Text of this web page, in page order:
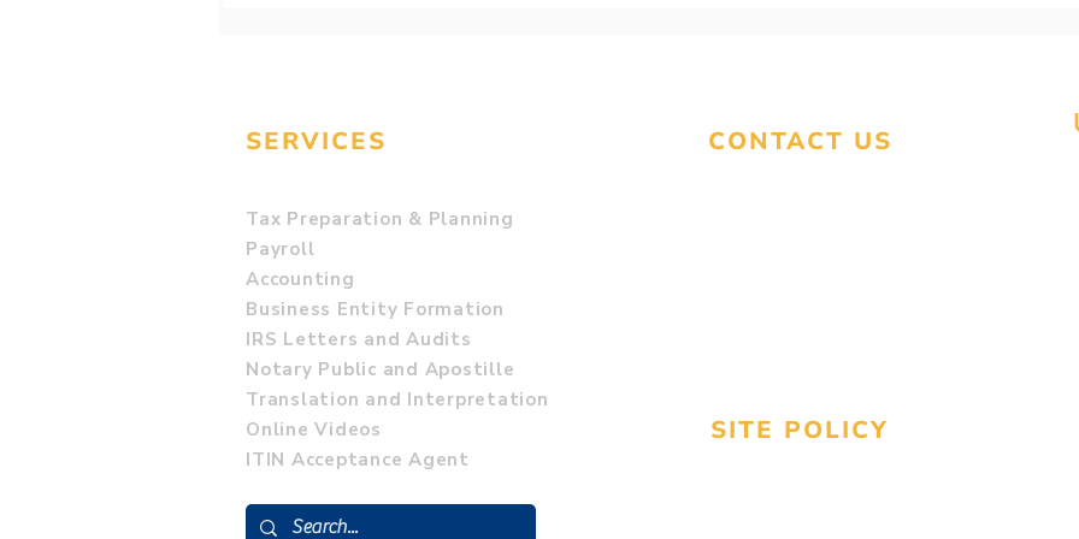
SERVICES CONTACT US
Tax Preparation & Planning
Payroll
Accounting
Business Entity Formation
IRS Letters and Audits
Notary Public and Apostille
Translation and Interpretation
Online Videos
ITIN Acceptance Agent
SITE POLICY